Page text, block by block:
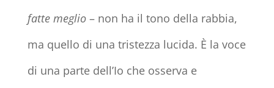
fatte meglio– non ha il tono della rabbia,
ma quello di una tristezza lucida. È la voce
di una parte dell’Io che osserva e